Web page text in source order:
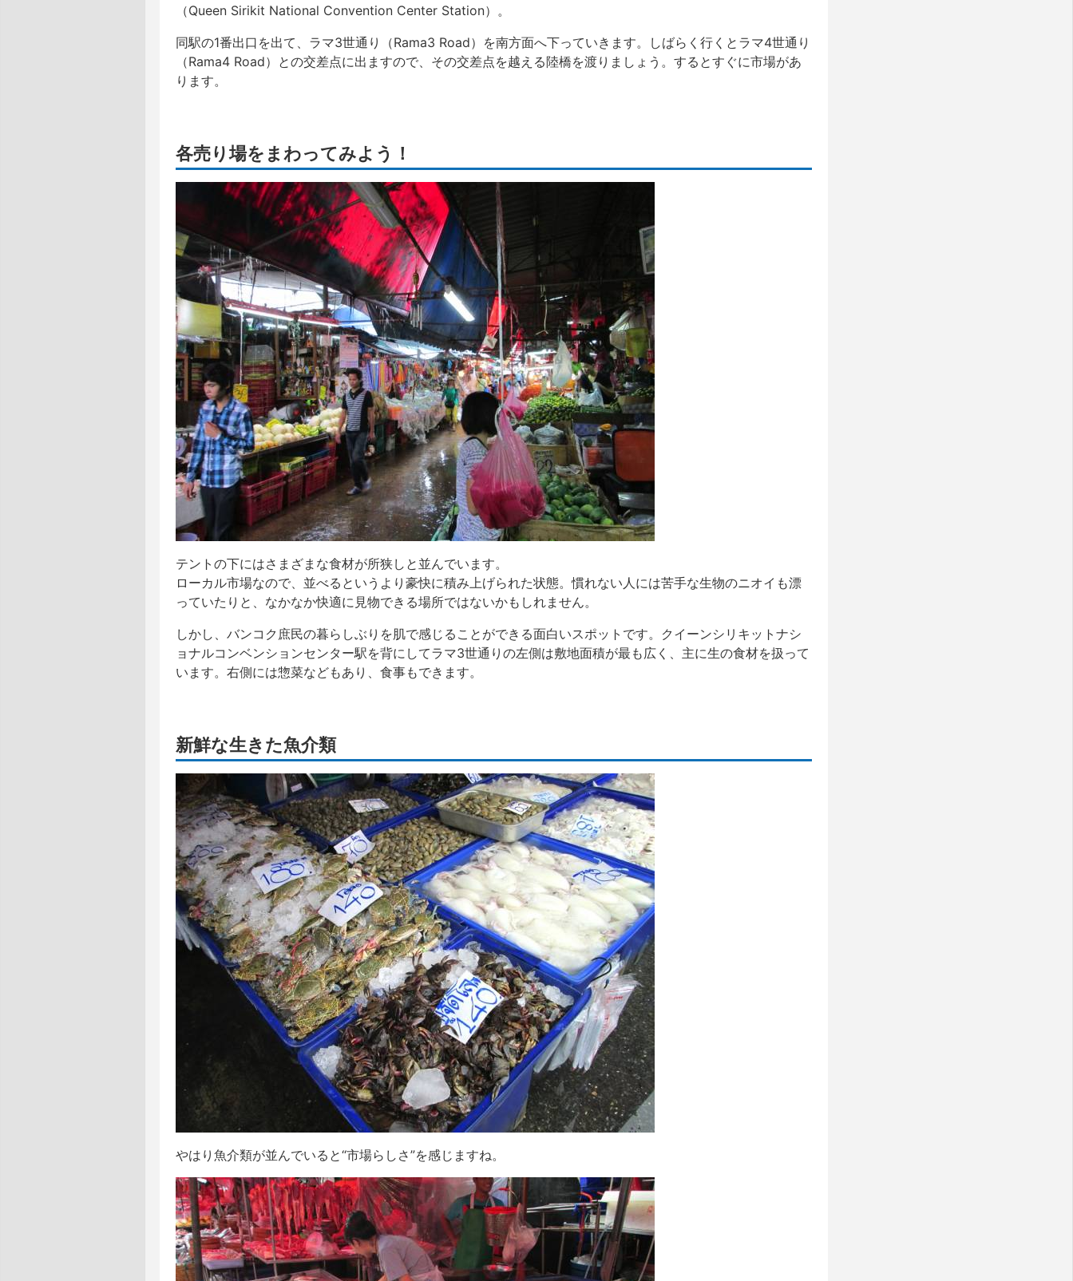
（Queen Sirikit National Convention Center Station）。
同駅の1番出口を出て、ラマ3世通り（Rama3 Road）を南方面へ下っていきます。しばらく行くとラマ4世通り
（Rama4 Road）との交差点に出ますので、その交差点を越える陸橋を渡りましょう。するとすぐに市場があ
ります。
各売り場をまわってみよう！
テントの下にはさまざまな食材が所狭しと並んでいます。
ローカル市場なので、並べるというより豪快に積み上げられた状態。慣れない人には苦手な生物のニオイも漂
っていたりと、なかなか快適に見物できる場所ではないかもしれません。
しかし、バンコク庶民の暮らしぶりを肌で感じることができる面白いスポットです。クイーンシリキットナシ
ョナルコンベンションセンター駅を背にしてラマ3世通りの左側は敷地面積が最も広く、主に生の食材を扱って
います。右側には惣菜などもあり、食事もできます。
新鮮な生きた魚介類
やはり魚介類が並んでいると“市場らしさ”を感じますね。